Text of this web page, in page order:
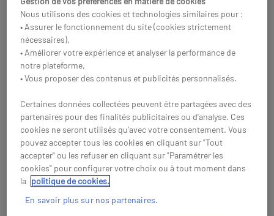
Acheter Acheter
Nous utilisons des cookies et technologies similaires pour :
• Assurer le fonctionnement du site (cookies strictement
nécessaires),
• Améliorer votre expérience et analyser la performance de
notre plateforme,
• Vous proposer des contenus et publicités personnalisés.
Certaines données collectées peuvent être partagées avec des
partenaires pour des finalités publicitaires ou d'analyse. Ces
cookies ne seront utilisés qu'avec votre consentement. Vous
pouvez accepter tous les cookies en cliquant sur "Tout
accepter" ou les refuser en cliquant sur "Paramétrer les
cookies" pour configurer votre choix ou à tout moment dans
la politique de cookies.
En savoir plus sur nos partenaires.